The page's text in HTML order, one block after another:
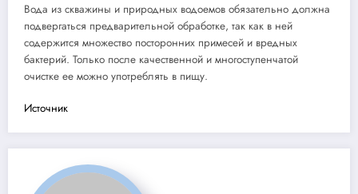
Вода из скважины и природных водоемов обязательно должна
подвергаться предварительной обработке, так как в ней
содержится множество посторонних примесей и вредных
бактерий. Только после качественной и многоступенчатой
очистке ее можно употреблять в пищу.
Источник